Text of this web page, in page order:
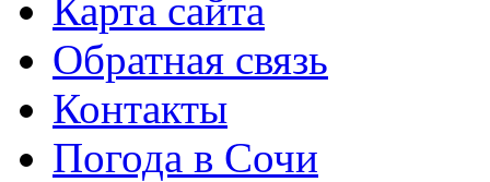
Карта сайта
Обратная связь
Контакты
Погода в Сочи